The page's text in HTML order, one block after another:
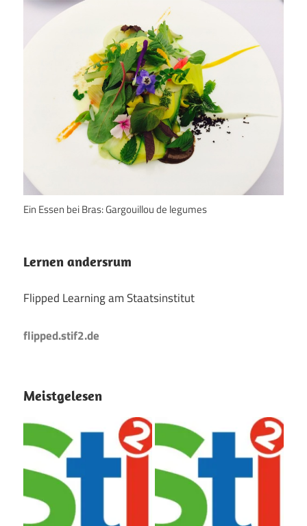
Ein Essen bei Bras: Gargouillou de legumes
Lernen andersrum
Flipped Learning am Staatsinstitut
flipped.stif2.de
Meistgelesen